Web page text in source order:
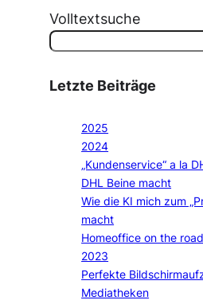
Volltextsuche
Letzte Beiträge
2025
2024
„Kundenservice“ a la
DHL Beine macht
Wie die KI mich zum
macht
Homeoffice on the road
2023
Perfekte
Mediatheken